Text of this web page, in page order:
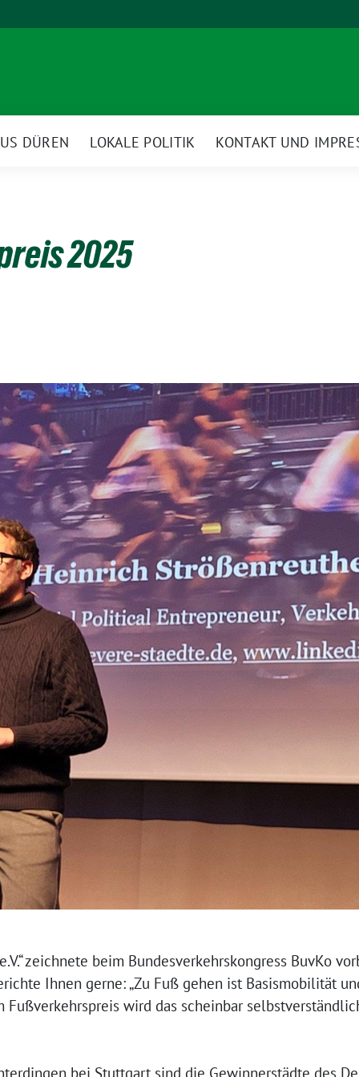
DÜREN LOKALE POLITIK KONTAKT UND
2025
zeichnete beim Bundesverkehrskongress BuvKo
Ihnen gerne: „Zu Fuß gehen ist Basismobilität
wird das scheinbar
bei Stuttgart sind die Gewinnerstädte des